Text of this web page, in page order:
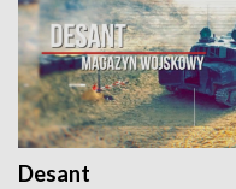
Desant